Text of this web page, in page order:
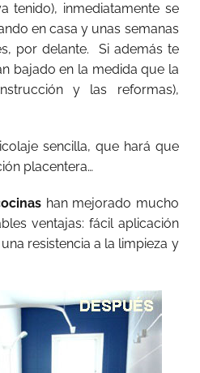
tenido), inmediatamente se
en casa y unas semanas
por delante. Si además te
bajado en la medida que la
y las reformas),
sencilla, que hará que
placentera…
han mejorado mucho
ventajas: fácil aplicación
resistencia a la limpieza y